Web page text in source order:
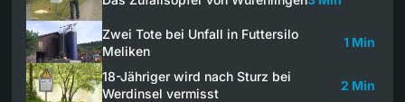
Zwei Tote bei Unfall in Futtersilo
Meliken
1 Min
18-Jähriger wird nach Sturz bei
Werdinsel vermisst
2 Min